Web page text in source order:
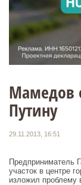
Мамедов
Путину
29.11.2013, 16:51
Предприниматель
участок в центре
изложил проблему